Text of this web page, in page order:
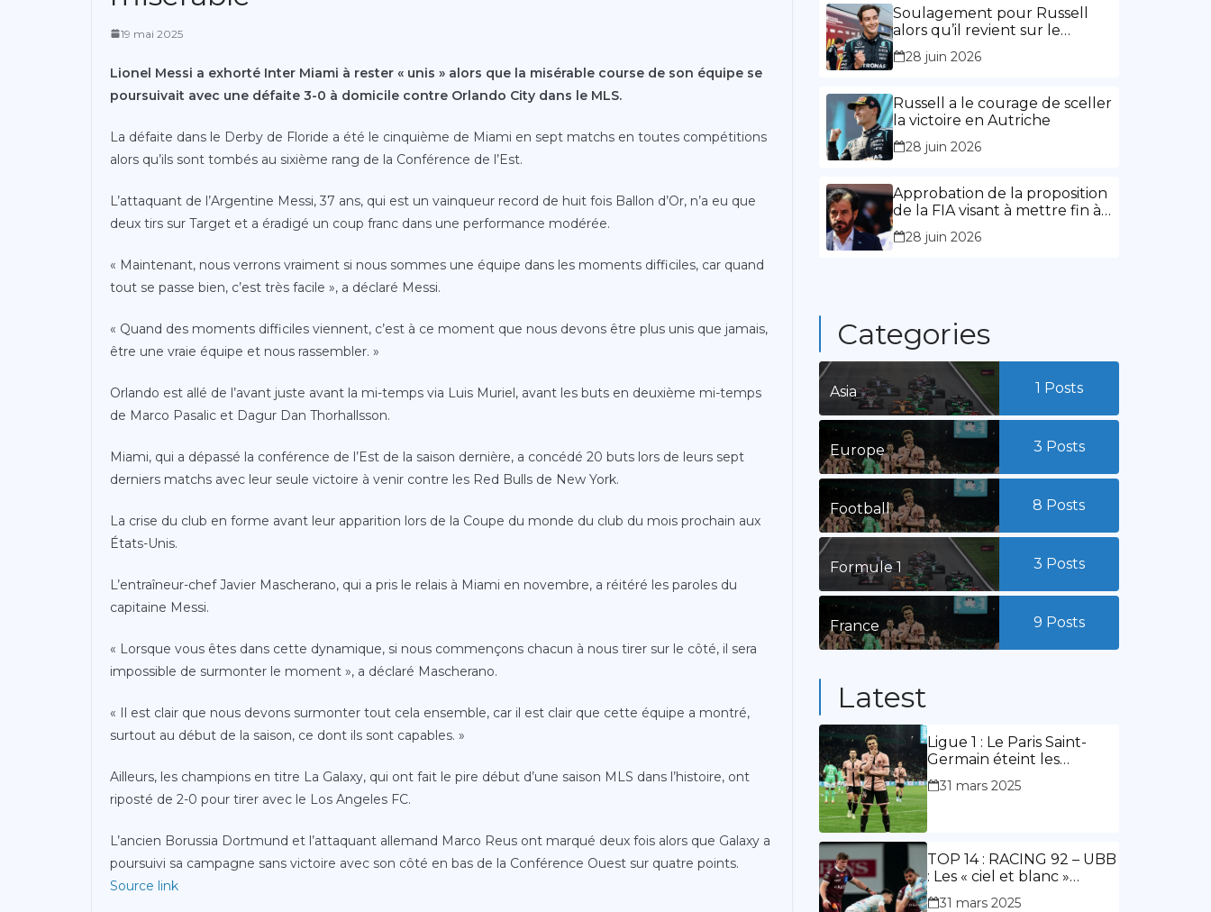
19 mai 2025
Lionel Messi a exhorté Inter Miami à rester « unis » alors que la misérable course de son équipe se
poursuivait avec une défaite 3-0 à domicile contre Orlando City dans le MLS.
La défaite dans le Derby de Floride a été le cinquième de Miami en sept matchs en toutes compétitions
alors qu’ils sont tombés au sixième rang de la Conférence de l’Est.
L’attaquant de l’Argentine Messi, 37 ans, qui est un vainqueur record de huit fois Ballon d’Or, n’a eu que
deux tirs sur Target et a éradigé un coup franc dans une performance modérée.
« Maintenant, nous verrons vraiment si nous sommes une équipe dans les moments difficiles, car quand
tout se passe bien, c’est très facile », a déclaré Messi.
« Quand des moments difficiles viennent, c’est à ce moment que nous devons être plus unis que jamais,
être une vraie équipe et nous rassembler. »
Orlando est allé de l’avant juste avant la mi-temps via Luis Muriel, avant les buts en deuxième mi-temps
de Marco Pasalic et Dagur Dan Thorhallsson.
Miami, qui a dépassé la conférence de l’Est de la saison dernière, a concédé 20 buts lors de leurs sept
derniers matchs avec leur seule victoire à venir contre les Red Bulls de New York.
La crise du club en forme avant leur apparition lors de la Coupe du monde du club du mois prochain aux
États-Unis.
L’entraîneur-chef Javier Mascherano, qui a pris le relais à Miami en novembre, a réitéré les paroles du
capitaine Messi.
« Lorsque vous êtes dans cette dynamique, si nous commençons chacun à nous tirer sur le côté, il sera
impossible de surmonter le moment », a déclaré Mascherano.
« Il est clair que nous devons surmonter tout cela ensemble, car il est clair que cette équipe a montré,
surtout au début de la saison, ce dont ils sont capables. »
Ailleurs, les champions en titre La Galaxy, qui ont fait le pire début d’une saison MLS dans l’histoire, ont
riposté de 2-0 pour tirer avec le Los Angeles FC.
L’ancien Borussia Dortmund et l’attaquant allemand Marco Reus ont marqué deux fois alors que Galaxy a
poursuivi sa campagne sans victoire avec son côté en bas de la Conférence Ouest sur quatre points.
Source link
l’expérience »
Soulagement pour Russell
alors qu’il revient sur le
chemin de la victoire
28 juin 2026
Russell a le courage de sceller
la victoire en Autriche
28 juin 2026
Approbation de la proposition
de la FIA visant à mettre fin à
la limitation des mandats de
présidence
28 juin 2026
Categories
Asia 1 Posts
Europe 3 Posts
Football 8 Posts
Formule 1 3 Posts
France 9 Posts
Latest
Ligue 1 : Le Paris Saint-
Germain éteint les
lumières du stade
Geoffroy Guichard. Stassin
31 mars 2025
TOP 14 : RACING 92 – UBB
: Les « ciel et blanc »
renouent avec la victoire
31 mars 2025